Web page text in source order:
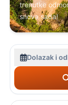
trenutke
snova sada!
Dolazak i